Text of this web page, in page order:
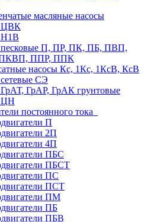
масляные насосы
ЦВК
Н1В
песковые П, ПР, ПК, ПБ, ПВП,
ППР, ППК
насосы Кс, 1Кс, 1КсВ, КсВ
СЭ
ГрАР, ГрАК грунтовые
ЦН
постоянного тока
П
2П
4П
ПБС
ПБСТ
ПС
ПСТ
ПМ
ПБ
ПБВ